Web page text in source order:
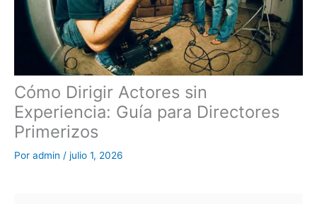
Cómo Dirigir Actores sin
Experiencia: Guía para Directores
Primerizos
Por admin / julio 1, 2026